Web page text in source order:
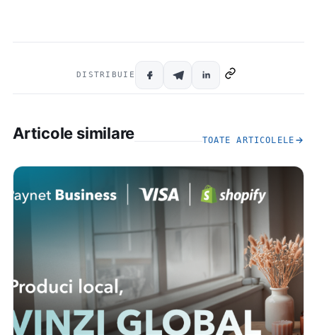
DISTRIBUIE
Articole similare TOATE ARTICOLELE